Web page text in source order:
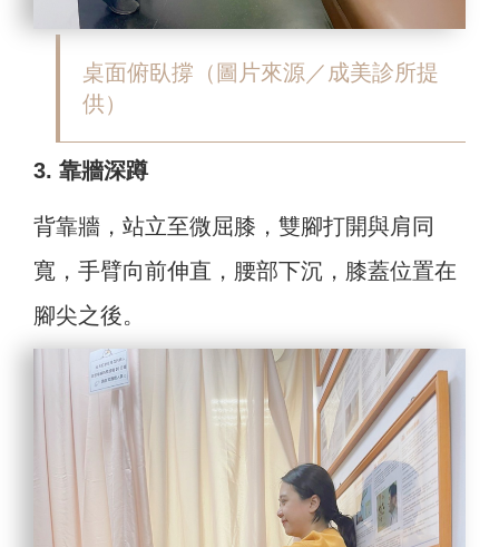
桌面俯臥撐 （圖片來源／成美診所提
供）
3. 靠牆深蹲
背靠牆，站立至微屈膝，雙腳打開與肩同
寬，手臂向前伸直，腰部下沉，膝蓋位置在
腳尖之後。